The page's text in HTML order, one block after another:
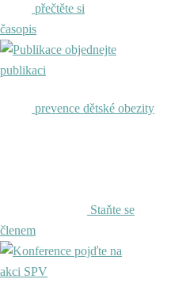
přečtěte si
časopis
objednejte
publikaci
prevence dětské obezity
Staňte se
členem
pojďte na
akci SPV